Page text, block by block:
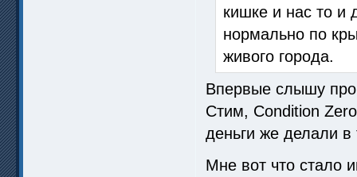
кишке и нас то и
нормально по
живого города.
Впервые слышу
Стим, Condition
деньги же делали в
Мне вот что стало